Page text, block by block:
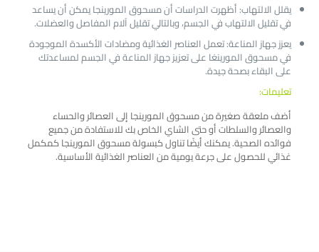
يقلل الالتهاب: أظهرت الدراسات أن مسحوق المورينجا يمكن أن يساعد
في تقليل الالتهاب في الجسم، وبالتالي تقليل آلام المفاصل والعضلات.
يعزز جهاز المناعة: تعمل العناصر الغذائية ومضادات الأكسدة الموجودة
في مسحوق المورينغا على تعزيز جهاز المناعة في الجسم لمساعدتك
على البقاء بصحة جيدة.
تعليمات:
أضف ملعقة صغيرة من مسحوق المورينجا إلى العصائر والحساء
والعصائر والسلطات أو حتى الشاي الخاص بك للاستفادة من جميع
فوائده الصحية. يمكنك أيضًا تناول كبسولة مسحوق المورينجا كمكمل
غذائي للحصول على جرعة يومية من العناصر الغذائية الأساسية.